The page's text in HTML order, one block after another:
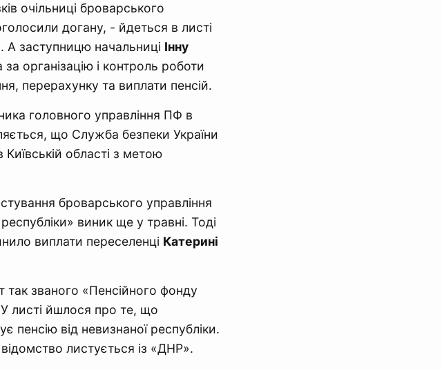
очільниці броварського
догану, - йдеться в листі
А заступницю начальниці Інну
організацію і контроль роботи
перерахунку та виплати пенсій.
головного управління ПФ в
що Служба безпеки України
області з метою
броварського управління
виник ще у травні. Тоді
виплати переселенці Катерині
званого «Пенсійного фонду
листі йшлося про те, що
пенсію від невизнаної республіки.
листується із «ДНР».